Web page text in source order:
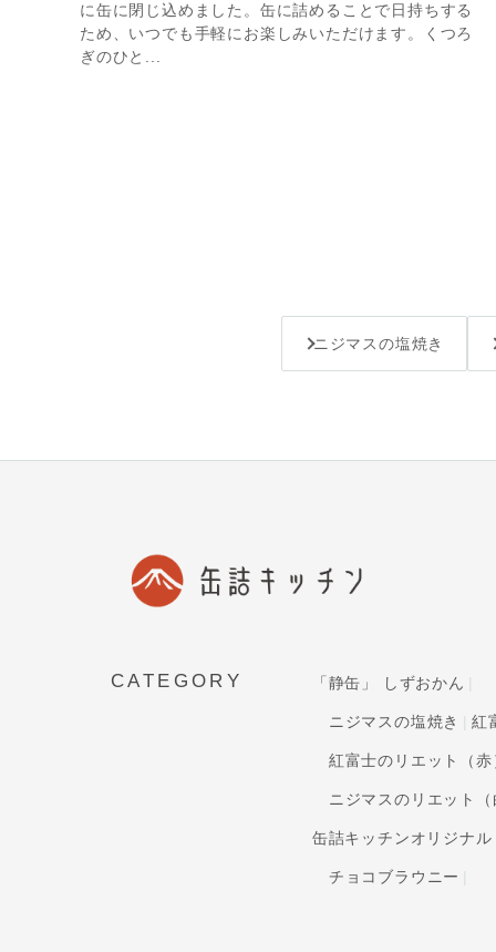
に缶に閉じ込めました。缶に詰めることで日持ちする
ため、いつでも手軽にお楽しみいただけます。くつろ
ぎのひと...
ニジマスの塩焼き
CATEGORY 「静缶」 しずおかん
ニジマスの塩焼き 紅
紅富士のリエット（赤
ニジマスのリエット
缶詰キッチンオリジナル
チョコブラウニー